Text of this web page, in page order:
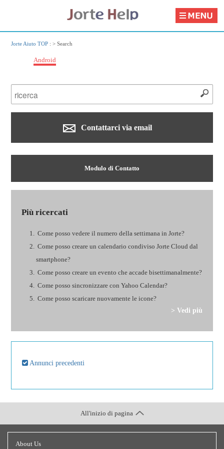
Jorte Aiuto TOP : >Search
Android
Contattarci via email
Modulo di Contatto
Più ricercati
Come posso vedere il numero della settimana in Jorte?
Come posso creare un calendario condiviso Jorte Cloud dal
smartphone?
Come posso creare un evento che accade bisettimanalmente?
Come posso sincronizzare con Yahoo Calendar?
Come posso scaricare nuovamente le icone?
> Vedi più
Annunci precedenti
About Us
All'inizio di pagina